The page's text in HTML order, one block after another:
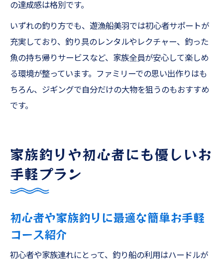
の達成感は格別です。
いずれの釣り方でも、遊漁船美羽では初心者サポートが
充実しており、釣り具のレンタルやレクチャー、釣った
魚の持ち帰りサービスなど、家族全員が安心して楽しめ
る環境が整っています。ファミリーでの思い出作りはも
ちろん、ジギングで自分だけの大物を狙うのもおすすめ
です。
家族釣りや初心者にも優しいお
手軽プラン
初心者や家族釣りに最適な簡単お手軽
コース紹介
初心者や家族連れにとって、釣り船の利用はハードルが